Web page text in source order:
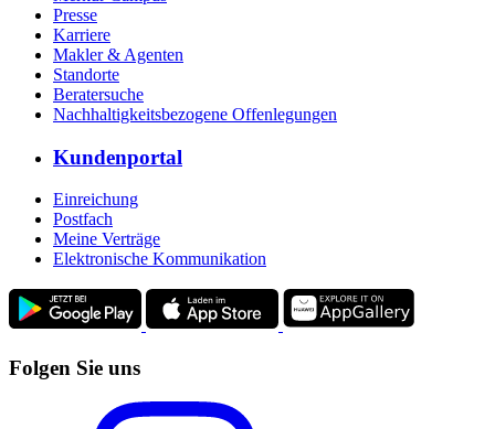
Presse
Karriere
Makler & Agenten
Standorte
Beratersuche
Nachhaltigkeitsbezogene Offenlegungen
Kundenportal
Einreichung
Postfach
Meine Verträge
Elektronische Kommunikation
Folgen Sie uns